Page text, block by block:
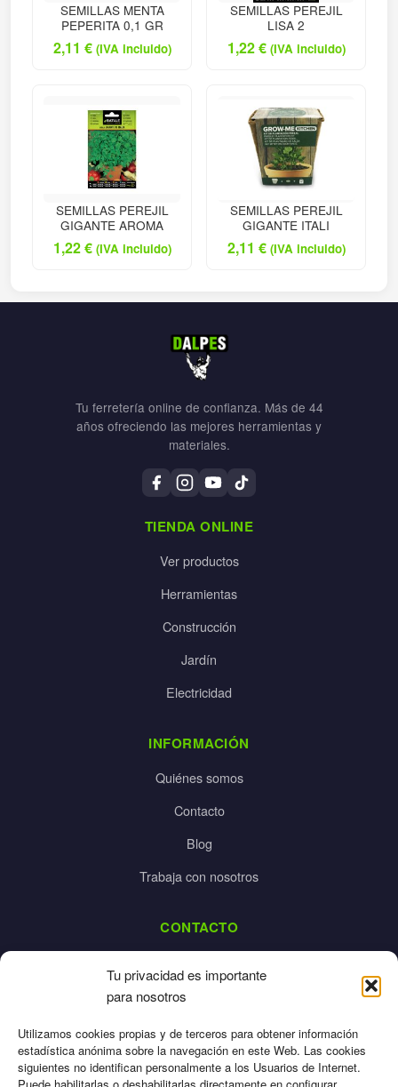
Tu privacidad es importante
para nosotros
Utilizamos cookies propias y de terceros para obtener información
estadística anónima sobre la navegación en este Web. Las cookies
siguientes no identifican personalmente a los Usuarios de Internet.
SEMILLAS MENTA
PEPERITA 0,1 GR
2,11 € (IVA incluido)
SEMILLAS PEREJIL
LISA 2
1,22€ (IVA incluido)
SEMILLAS PEREJIL
GIGANTE AROMA
1,22€ (IVA incluido)
SEMILLAS PEREJIL
GIGANTE ITALI
2,11 € (IVA incluido)
Tu ferretería online de confianza. Más de 44
años ofreciendo las mejores herramientas y
materiales.
TIENDA ONLINE
Ver productos
Herramientas
Construcción
Jardín
Electricidad
INFORMACIÓN
Quiénes somos
Contacto
Blog
Trabaja con nosotros
CONTACTO
925 532 213